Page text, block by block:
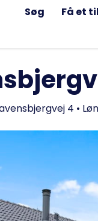
Søg Få et
4 •